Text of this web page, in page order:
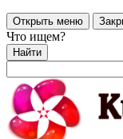
Открыть меню
Что ищем?
Найти